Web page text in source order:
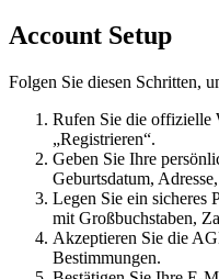
Account Setup
Folgen Sie diesen Schritten,
Rufen Sie die offizielle
„Registrieren“.
Geben Sie Ihre
Geburtsdatum,
Legen Sie ein sicheres
mit Großbuchstaben,
Akzeptieren Sie die
Bestimmungen.